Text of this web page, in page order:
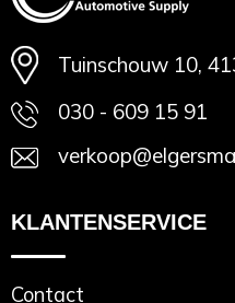
Tuinschouw 10,
030 - 609 15 91
KLANTENSERVICE
Contact